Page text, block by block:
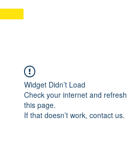
Widget Didn’t Load
Check your internet and refresh
this page.
If that doesn’t work, contact us.